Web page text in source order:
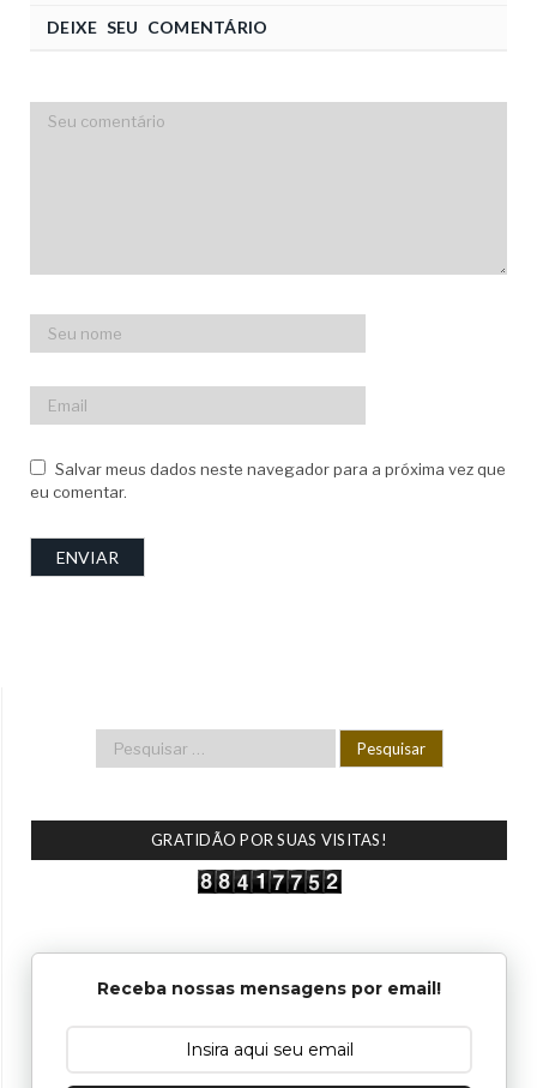
DEIXE SEU COMENTÁRIO
Salvar meus dados neste navegador para a próxima vez que
eu comentar.
GRATIDÃO POR SUAS VISITAS!
Receba nossas mensagens por email!